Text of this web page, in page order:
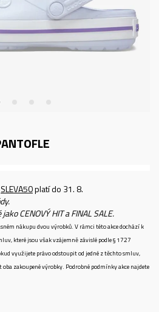
SLEVA50platí do 31. 8.
CENOVÝ HIT a FINAL SALE.
nákupu dvou výrobků. V rámci této akce dochází k
které jsou však vzájemně závislé podle § 1727
využijete právo odstoupit od jedné z těchto smluv,
zakoupené výrobky. Podrobné podmínky akce najdete